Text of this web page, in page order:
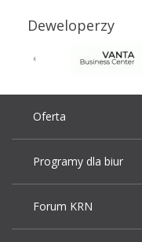
Deweloperzy
Oferta
Programy dla biur
Forum KRN